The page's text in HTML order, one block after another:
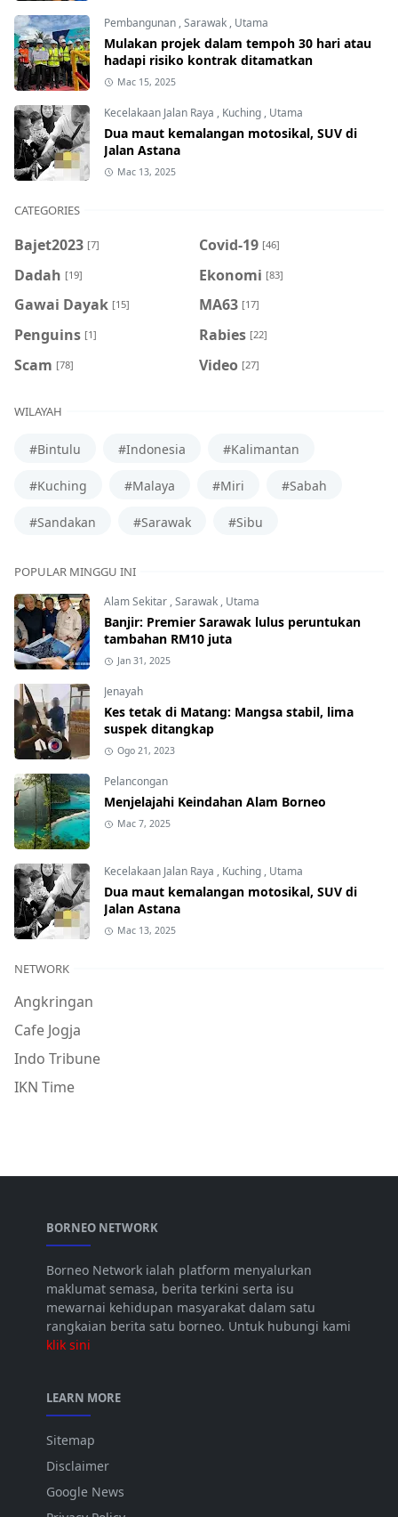
Pembangunan ,Sarawak , Utama
Mulakan projek dalam tempoh 30 hari atau
hadapi risiko kontrak ditamatkan
Mac 15, 2025
Kecelakaan Jalan Raya , Kuching , Utama
Dua maut kemalangan motosikal, SUV di
Jalan Astana
Mac 13, 2025
CATEGORIES
Bajet2023 [7] Covid-19 [46]
Dadah [19] Ekonomi [83]
Gawai Dayak [15] MA63 [17]
Penguins [1] Rabies [22]
Scam [78] Video [27]
WILAYAH
#Bintulu #Indonesia #Kalimantan
#Kuching #Malaya #Miri #Sabah
#Sandakan #Sarawak #Sibu
POPULAR MINGGU INI
Alam Sekitar,Sarawak, Utama
Banjir: Premier Sarawak lulus peruntukan
tambahan RM10 juta
Jan 31, 2025
Jenayah
Kes tetak di Matang: Mangsa stabil, lima
suspek ditangkap
Ogo 21, 2023
Pelancongan
Menjelajahi Keindahan Alam Borneo
Mac 7, 2025
Kecelakaan Jalan Raya , Kuching, Utama
Dua maut kemalangan motosikal, SUV di
Jalan Astana
Mac 13, 2025
NETWORK
Angkringan
Cafe Jogja
Indo Tribune
IKN Time
BORNEO NETWORK
Borneo Network ialah platform menyalurkan
maklumat semasa, berita terkini serta isu
mewarnai kehidupan masyarakat dalam satu
rangkaian berita satu borneo. Untuk hubungi kami
klik sini
LEARN MORE
Sitemap
Disclaimer
Google News